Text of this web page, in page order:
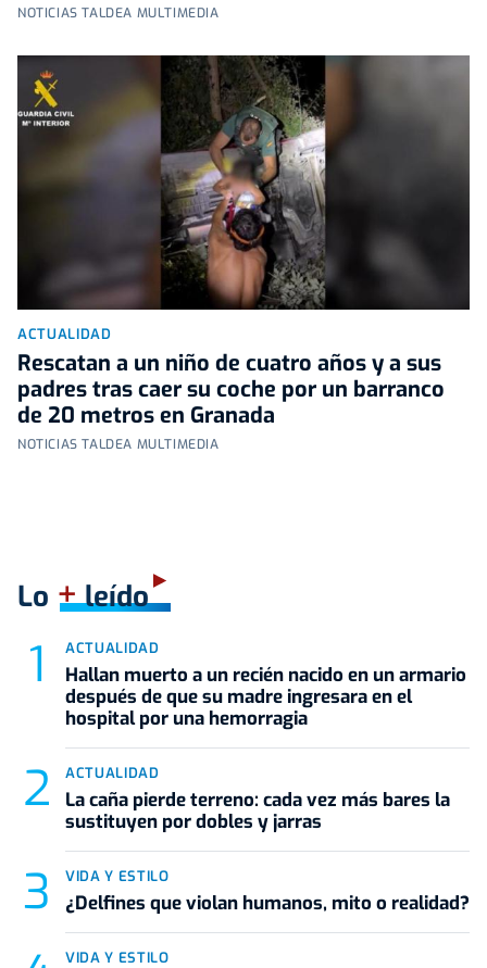
NOTICIAS TALDEA MULTIMEDIA
ACTUALIDAD
Rescatan a un niño de cuatro años y a sus
padres tras caer su coche por un barranco
de 20 metros en Granada
NOTICIAS TALDEA MULTIMEDIA
Lo +leído
ACTUALIDAD
Hallan muerto a un recién nacido en un armario
después de que su madre ingresara en el
hospital por una hemorragia
ACTUALIDAD
La caña pierde terreno: cada vez más bares la
sustituyen por dobles y jarras
VIDA Y ESTILO
¿Delfines que violan humanos, mito o realidad?
VIDA Y ESTILO